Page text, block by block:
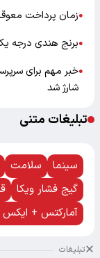
●زمان پرداخت
●برنج هندی درجه
●
شارژ شد
تبلیغات متنی
سینما سلامت
گیج فشار ویکا
آمارکتس + ایکس
تبلیغات